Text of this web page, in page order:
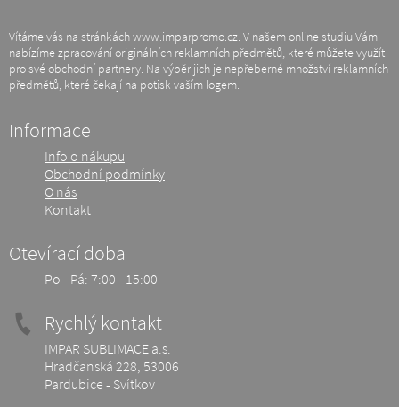
Vítáme vás na stránkách www.imparpromo.cz. V našem online studiu Vám
nabízíme zpracování originálních reklamních předmětů, které můžete využít
pro své obchodní partnery. Na výběr jich je nepřeberné množství reklamních
předmětů, které čekají na potisk vaším logem.
Informace
Info o nákupu
Obchodní podmínky
O nás
Kontakt
Otevírací doba
Po - Pá: 7:00 - 15:00
Rychlý kontakt
IMPAR SUBLIMACE a.s.
Hradčanská 228, 53006
Pardubice - Svítkov